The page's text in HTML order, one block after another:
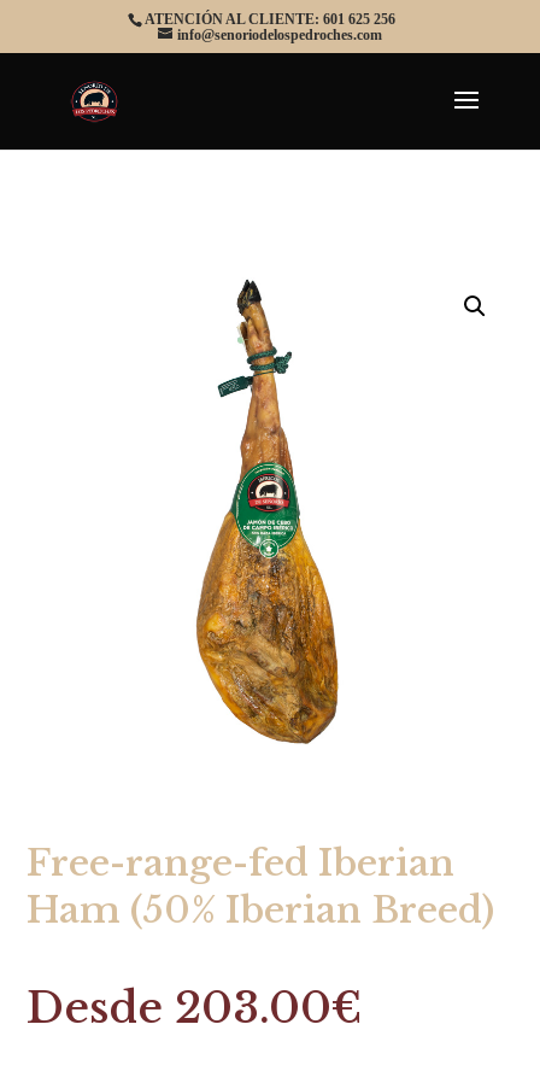
ATENCIÓN AL CLIENTE: 601 625 256
info@senoriodelospedroches.com
Free-range-fed Iberian
Ham (50% Iberian Breed)
Desde 203.00€